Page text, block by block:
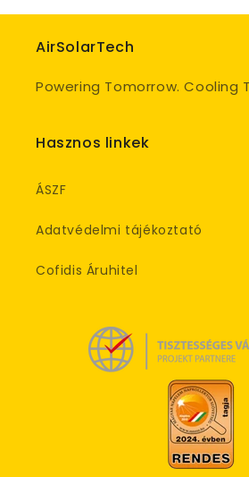
AirSolarTech
Powering Tomorrow. Cooling
Hasznos linkek
ÁSZF
Adatvédelmi tájékoztató
Cofidis Áruhitel